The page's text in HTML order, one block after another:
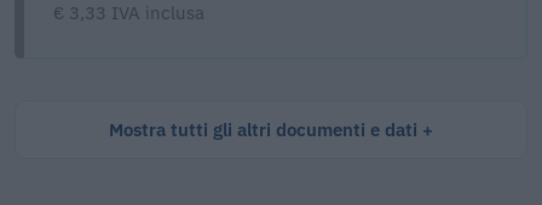
€ 3,33 IVA inclusa
Mostra tutti gli altri documenti e dati